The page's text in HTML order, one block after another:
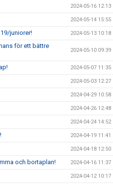
2024-05-16 12:13
2024-05-14 15:55
juniorer! 2024-05-13 10:18
för ett bättre
2024-05-10 09:39
2024-05-07 11:35
2024-05-03 12:27
2024-04-29 10:58
2024-04-26 12:48
2024-04-24 14:52
2024-04-19 11:41
2024-04-18 12:50
och bortaplan! 2024-04-16 11:37
2024-04-12 10:17